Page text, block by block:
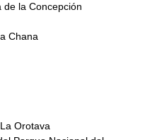
de la Concepción
Chana
Orotava